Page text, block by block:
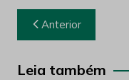
Navegação
de
Post
Anterior
Leia também